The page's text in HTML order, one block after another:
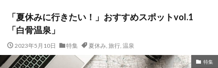
「夏休みに行きたい！」おすすめスポットvol.1
「白骨温泉」
2023年5月10日 特集 夏休み, 旅行, 温泉
特集